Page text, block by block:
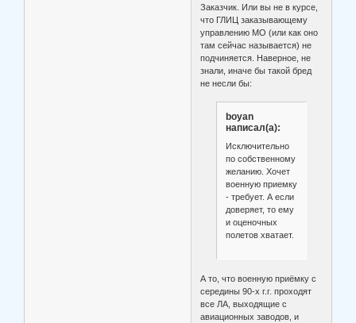
Заказчик. Или вы не в курсе,
что ГЛИЦ заказывающему
управлению МО (или как оно
там сейчас называется) не
подчиняется. Наверное, не
знали, иначе бы такой бред
не несли бы:
boyan
написал(а):
Исключительно
по собственному
желанию. Хочет
военную приемку
- требует. А если
доверяет, то ему
и оценочных
полетов хватает.
А то, что военную приёмку с
середины 90-х г.г. проходят
все ЛА, выходящие с
авиационных заводов, и